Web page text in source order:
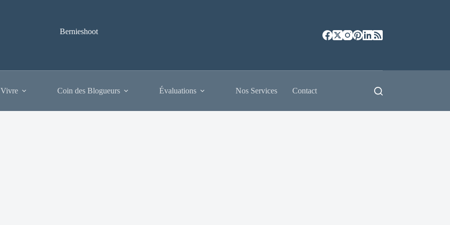
Bernieshoot
Coin des Blogueurs Évaluations Nos Services Contact